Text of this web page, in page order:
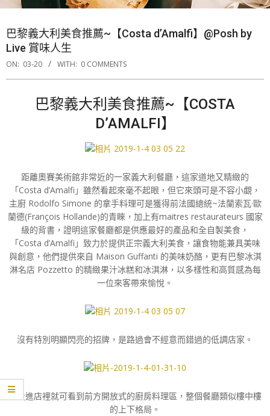
巴黎義大利美食推薦~【Costa d’Amalfi】@Posh by
Live 賞味人生
ON: 03-20 WITH: 0 COMMENTS
巴黎義大利美食推薦~【COSTA
D’AMALFI】
距離奧賽美術館非常近的一家義大利餐廳，這家道地又精緻的
「Costa d’Amalfi」雖然看起來毫不起眼，但它來頭可是不容小覷，
主廚 Rodolfo Simone 的拿手料理可是獲得前法國總統~法蘭索瓦·歐
蘭德(François Hollande)的青睞，加上有maitres restaurateurs 國家
級的背書，證明這家餐廳都是供應最好的產品和全自製美食，
「Costa d’Amalfi」致力於提供正宗義大利美食，讓食物能兼具美味
與創意，他們提供來自 Maison Guffanti 的美味奶酪，更有巴黎冰淇
淋名店 Pozzetto 的精緻果汁冰糕和冰淇淋，以多樣性和高質感為每
一位來客帶來愉悅。
沒有特別明顯閃亮的招牌，是路過會不經意而錯過的低調店家。
一走進店裡就可看到前方開放式的廚房料理區，整個餐廳類似樓中樓
的上下格局。